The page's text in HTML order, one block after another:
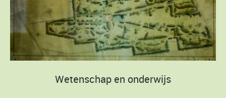
Wetenschap en onderwijs